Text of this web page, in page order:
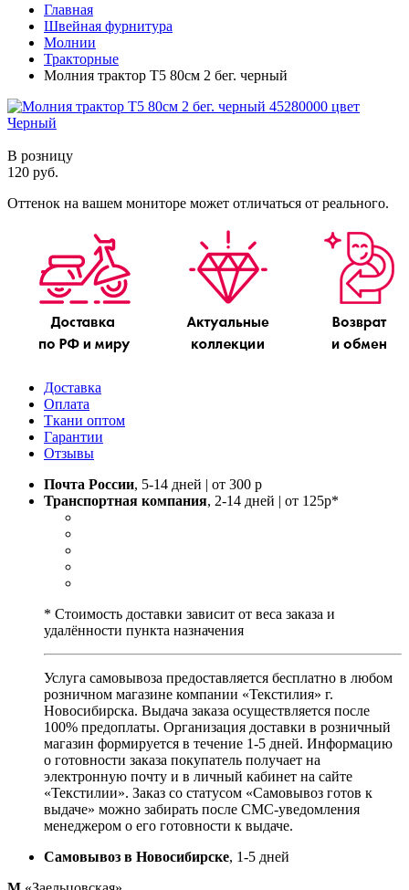
Главная
Швейная фурнитура
Молнии
Тракторные
Молния трактор Т5 80см 2 бег. черный
В розницу
120 руб.
Оттенок на вашем мониторе может отличаться от реального.
Доставка
Оплата
Ткани оптом
Гарантии
Отзывы
Почта России, 5-14 дней | от 300 р
Транспортная компания, 2-14 дней | от 125р*
* Стоимость доставки зависит от веса заказа и
удалённости пункта назначения
Услуга самовывоза предоставляется бесплатно в любом
розничном магазине компании «Текстилия» г.
Новосибирска. Выдача заказа осуществляется после
100% предоплаты. Организация доставки в розничный
магазин формируется в течение 1-5 дней. Информацию
о готовности заказа покупатель получает на
электронную почту и в личный кабинет на сайте
«Текстилии». Заказ со статусом «Самовывоз готов к
выдаче» можно забирать после СМС-уведомления
менеджером о его готовности к выдаче.
Самовывоз в Новосибирске, 1-5 дней